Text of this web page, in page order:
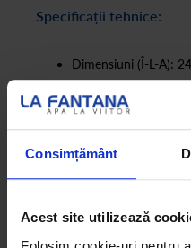
Consimțământ
Acest site utilizează
Specificații tehnice:
Dimensiuni (Î-L-A):
Greutate: 3.9 kg
Consum energie
Alimentare cu
Rezervor apă: 0.6 lt
Tip cafea: espresso